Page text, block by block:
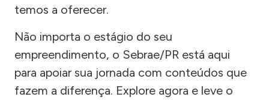
temos a oferecer.
Não importa o estágio do seu
empreendimento, o Sebrae/PR está aqui
para apoiar sua jornada com conteúdos que
fazem a diferença. Explore agora e leve o